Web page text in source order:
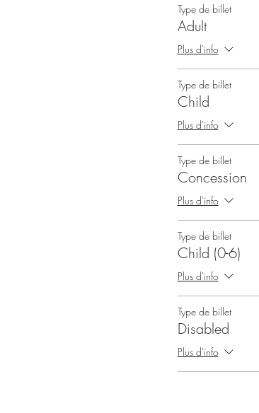
Type de billet
Adult
Plus d'info
Type de billet
Child
Plus d'info
Type de billet
Concession
Plus d'info
Type de billet
Child (0-6)
Plus d'info
Type de billet
Disabled
Plus d'info